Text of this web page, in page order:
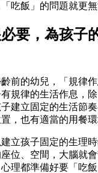
吃飯」的問題就更無
要，為孩子
前的幼兒，「規律
規律的生活作息，
建立固定的生活節
，也有適當的用餐環
立孩子固定的生理
位、空間，大腦就
理都準備好要「吃